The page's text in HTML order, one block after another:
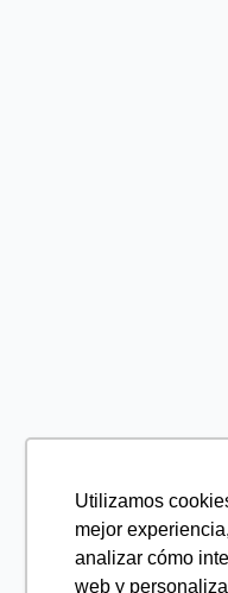
Utilizamos
mejor
analizar cómo
web y